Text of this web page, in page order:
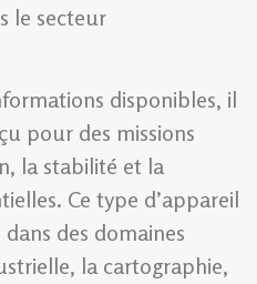
le secteur
disponibles, il
pour des missions
la stabilité et la
Ce type d’appareil
des domaines
la cartographie,